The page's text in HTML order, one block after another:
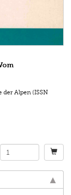
der Alpen (ISSN